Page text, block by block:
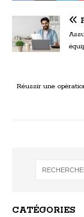
Réussir une
CATÉGORIES